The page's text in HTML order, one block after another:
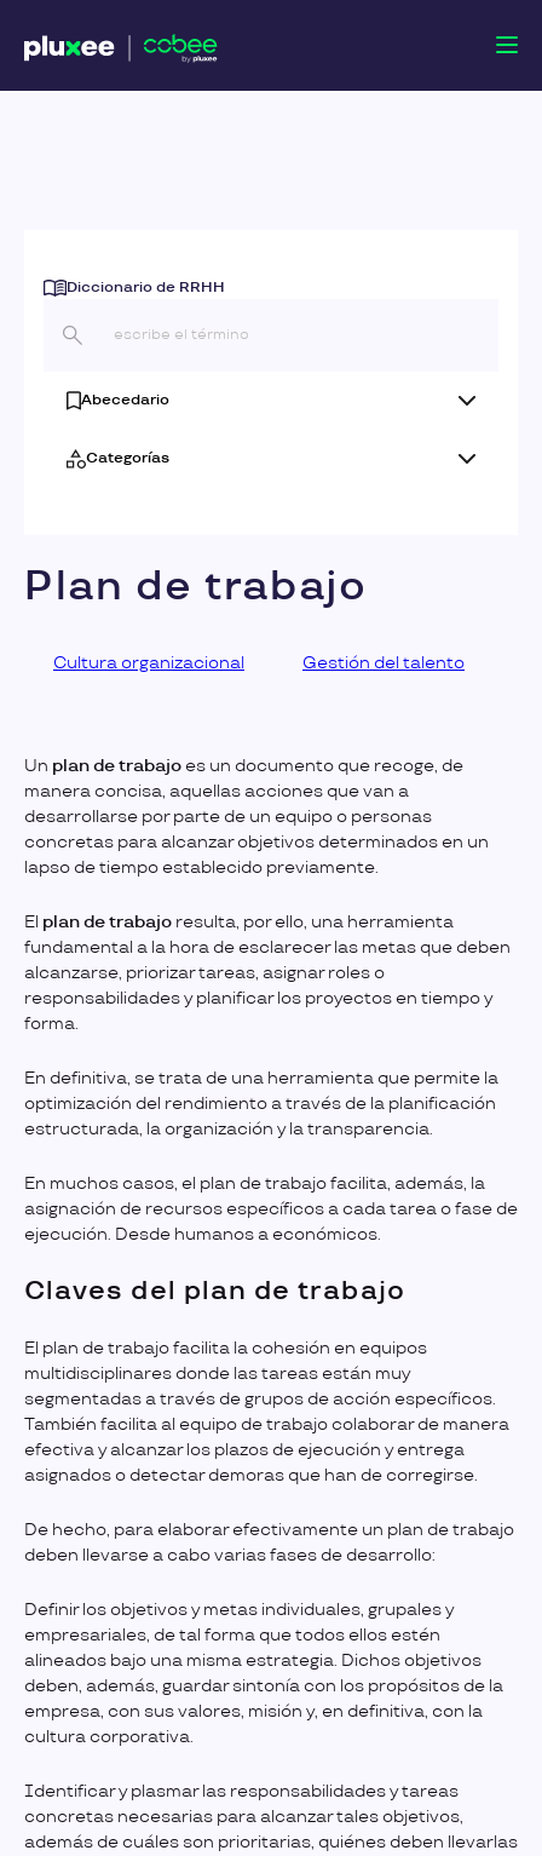
Diccionario de RRHH
Abecedario
Categorías
Plan de trabajo
Cultura organizacional Gestión del talento
Un plan de trabajo es un documento que recoge, de
manera concisa, aquellas acciones que van a
desarrollarse por parte de un equipo o personas
concretas para alcanzar objetivos determinados en un
lapso de tiempo establecido previamente.
El plan de trabajo resulta, por ello, una herramienta
fundamental a la hora de esclarecer las metas que deben
alcanzarse, priorizar tareas, asignar roles o
responsabilidades y planificar los proyectos en tiempo y
forma.
En definitiva, se trata de una herramienta que permite la
optimización del rendimiento a través de la planificación
estructurada, la organización y la transparencia.
En muchos casos, el plan de trabajo facilita, además, la
asignación de recursos específicos a cada tarea o fase de
ejecución. Desde humanos a económicos.
Claves del plan de trabajo
El plan de trabajo facilita la cohesión en equipos
multidisciplinares donde las tareas están muy
segmentadas a través de grupos de acción específicos.
También facilita al equipo de trabajo colaborar de manera
efectiva y alcanzar los plazos de ejecución y entrega
asignados o detectar demoras que han de corregirse.
De hecho, para elaborar efectivamente un plan de trabajo
deben llevarse a cabo varias fases de desarrollo:
Definir los objetivos y metas individuales, grupales y
empresariales, de tal forma que todos ellos estén
alineados bajo una misma estrategia. Dichos objetivos
deben, además, guardar sintonía con los propósitos de la
empresa, con sus valores, misión y, en definitiva, con la
cultura corporativa.
Identificar y plasmar las responsabilidades y tareas
concretas necesarias para alcanzar tales objetivos,
además de cuáles son prioritarias, quiénes deben llevarlas